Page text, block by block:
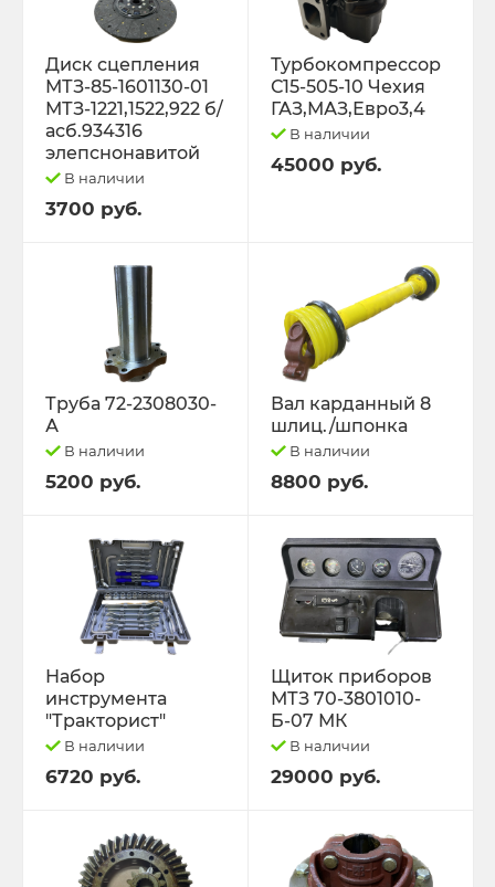
Диск сцепления
МТЗ-85-1601130-01
МТЗ-1221,1522,922 б/
асб.934316
элепснонавитой
В наличии
3700 руб.
Турбокомпрессор
С15-505-10 Чехия
ГАЗ,МАЗ,Евро3,4
В наличии
45000 руб.
Труба 72-2308030-
А
В наличии
5200 руб.
Вал карданный 8
шлиц./шпонка
В наличии
8800 руб.
Набор
инструмента
"Тракторист"
В наличии
6720 руб.
Щиток приборов
МТЗ 70-3801010-
Б-07 МК
В наличии
29000 руб.